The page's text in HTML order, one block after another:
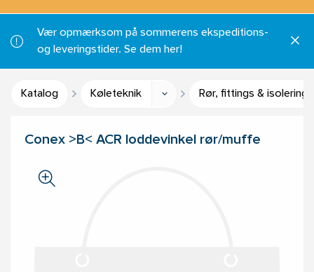
Vær opmærksom på sommerens ekspeditions-
og leveringstider. Se dem her!
Katalog Køleteknik Rør, fittings & isolering
Conex >B< ACR loddevinkel rør/muffe